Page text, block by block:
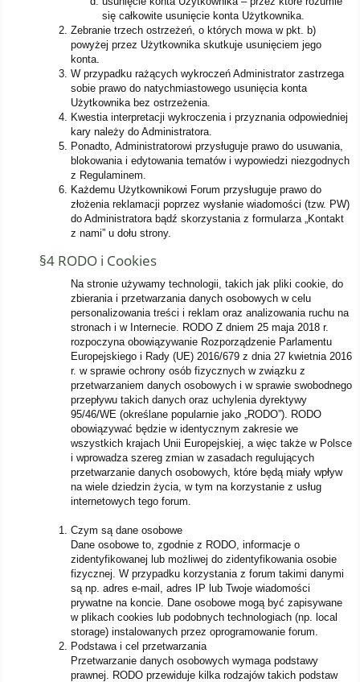
się całkowite usunięcie konta Użytkownika.
Zebranie trzech ostrzeżeń, o których mowa w pkt. b)
powyżej przez Użytkownika skutkuje usunięciem jego
konta.
W przypadku rażących wykroczeń Administrator zastrzega
sobie prawo do natychmiastowego usunięcia konta
Użytkownika bez ostrzeżenia.
Kwestia interpretacji wykroczenia i przyznania odpowiedniej
kary należy do Administratora.
Ponadto, Administratorowi przysługuje prawo do usuwania,
blokowania i edytowania tematów i wypowiedzi niezgodnych
z Regulaminem.
Każdemu Użytkownikowi Forum przysługuje prawo do
złożenia reklamacji poprzez wysłanie wiadomości (tzw. PW)
do Administratora bądź skorzystania z formularza „Kontakt
z nami” u dołu strony.
§4 RODO i Cookies
Na stronie używamy technologii, takich jak pliki cookie, do
zbierania i przetwarzania danych osobowych w celu
personalizowania treści i reklam oraz analizowania ruchu na
stronach i w Internecie. RODO Z dniem 25 maja 2018 r.
rozpoczyna obowiązywanie Rozporządzenie Parlamentu
Europejskiego i Rady (UE) 2016/679 z dnia 27 kwietnia 2016
r. w sprawie ochrony osób fizycznych w związku z
przetwarzaniem danych osobowych i w sprawie swobodnego
przepływu takich danych oraz uchylenia dyrektywy
95/46/WE (określane popularnie jako „RODO”). RODO
obowiązywać będzie w identycznym zakresie we
wszystkich krajach Unii Europejskiej, a więc także w Polsce
i wprowadza szereg zmian w zasadach regulujących
przetwarzanie danych osobowych, które będą miały wpływ
na wiele dziedzin życia, w tym na korzystanie z usług
internetowych tego forum.
Czym są dane osobowe
Dane osobowe to, zgodnie z RODO, informacje o
zidentyfikowanej lub możliwej do zidentyfikowania osobie
fizycznej. W przypadku korzystania z forum takimi danymi
są np. adres e-mail, adres IP lub Twoje wiadomości
prywatne na koncie. Dane osobowe mogą być zapisywane
w plikach cookies lub podobnych technologiach (np. local
storage) instalowanych przez oprogramowanie forum.
Podstawa i cel przetwarzania
Przetwarzanie danych osobowych wymaga podstawy
prawnej. RODO przewiduje kilka rodzajów takich podstaw